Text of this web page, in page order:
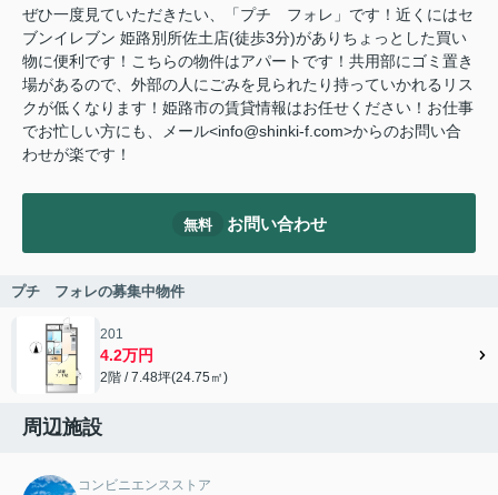
ぜひ一度見ていただきたい、「プチ フォレ」です！近くにはセ
ブンイレブン 姫路別所佐土店(徒歩3分)がありちょっとした買い
物に便利です！こちらの物件はアパートです！共用部にゴミ置き
場があるので、外部の人にごみを見られたり持っていかれるリス
クが低くなります！姫路市の賃貸情報はお任せください！お仕事
でお忙しい方にも、メール<info@shinki-f.com>からのお問い合
わせが楽です！
無料 お問い合わせ
プチ フォレの募集中物件
201
4.2万円
2階 / 7.48坪(24.75㎡)
周辺施設
コンビニエンスストア